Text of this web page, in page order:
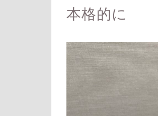
本格的に